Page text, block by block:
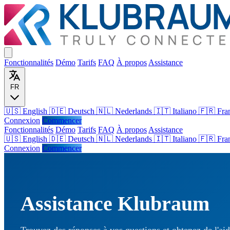
Fonctionnalités Démo Tarifs FAQ À propos Assistance
FR
🇺🇸 English 🇩🇪 Deutsch 🇳🇱 Nederlands 🇮🇹 Italiano 🇫🇷
Connexion Commencer
Fonctionnalités Démo Tarifs FAQ À propos Assistance
🇺🇸 English 🇩🇪 Deutsch 🇳🇱 Nederlands 🇮🇹 Italiano 🇫🇷
Connexion Commencer
Assistance Klubraum